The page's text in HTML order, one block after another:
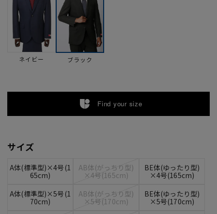
ネイビー ブラック
Find your size
サイズ
A体(標準型)×4号(1
65cm)
AB体(がっちり型)
×4号(165cm)
BE体(ゆったり型)
×4号(165cm)
A体(標準型)×5号(1
70cm)
AB体(がっちり型)
×5号(170cm)
BE体(ゆったり型)
×5号(170cm)